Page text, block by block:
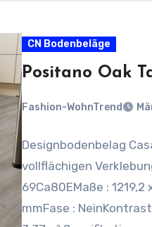
CN Bodenbeläge
Positano Oak
Fashion-WohnTrend
Designbodenbelag
vollflächigen
69Ca80EMaße :
mmFase :